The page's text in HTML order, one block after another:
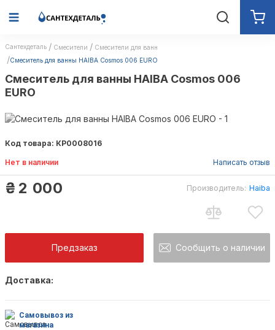
Сантехдеталь Смесители
Смесители для ванн
Смеситель для ванны HAIBA Cosmos 006 EURO
Смеситель для ванны HAIBA Cosmos 006
EURO
Код товара: КР0008016
Нет в наличии Написать отзыв
₴ 2 000 Производитель: Haiba
Предзаказ Сообщить о наличии
Доставка:
Самовывоз из
магазина